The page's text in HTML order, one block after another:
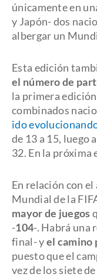
únicamente en
y Japón- dos
albergar un
Esta edición
el número de
la primera
combinados
ido
de 13 a 15, luego
32. En la próxima
En relación con
Mundial de la
mayor de juegos
-104-. Habrá una
final- yel camino
puesto que el
vez de los siete